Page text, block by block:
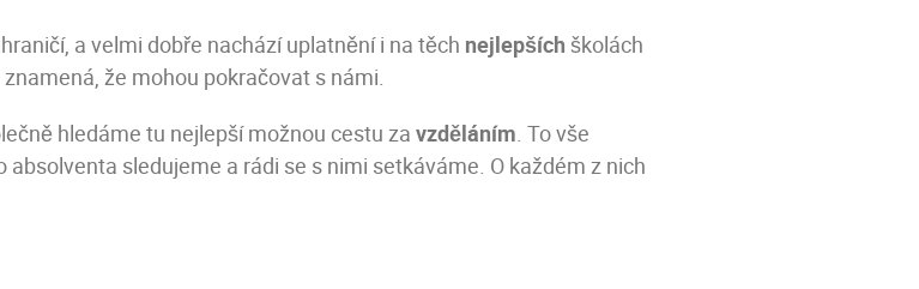
a velmi dobře nachází uplatnění i na těch nejlepších školách
že mohou pokračovat s námi.
hledáme tu nejlepší možnou cestu za vzděláním. To vše
sledujeme a rádi se s nimi setkáváme. O každém z nich